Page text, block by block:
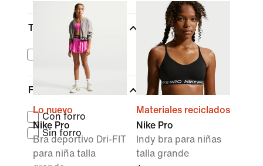
Tecnología
Dri-FIT
Forro
Con forro
Sin forro
Lo nuevo
Nike Pro
Bra deportivo Dri-FIT
para niña talla
Materiales reciclados
Nike Pro
Indy bra para niñas
talla grande